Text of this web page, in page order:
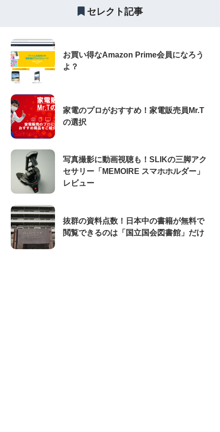
セレクト記事
お買い得なAmazon Prime会員になろう
よ？
家電のプロがおすすめ！家電販売員Mr.T
の選択
写真撮影に動画視聴も！SLIKの三脚アク
セサリー「MEMOIRE スマホホルダー」
レビュー
抜群の資料点数！日本中の書籍が無料で
閲覧できるのは「国立国会図書館」だけ